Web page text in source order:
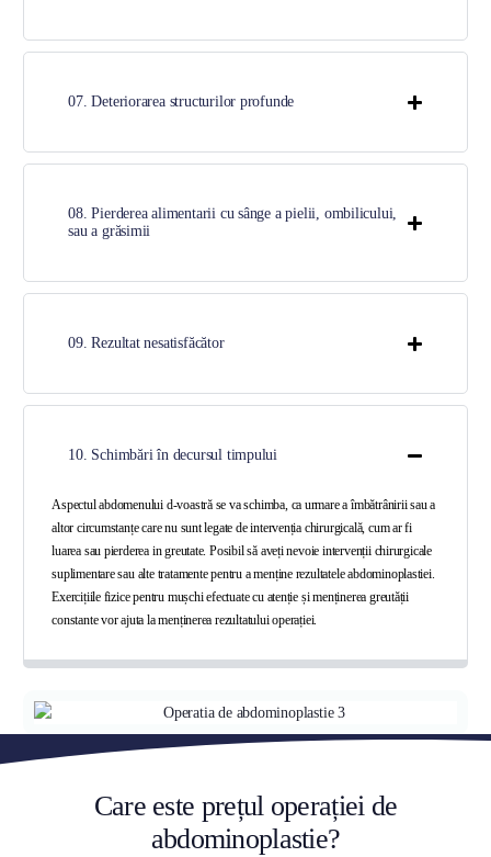
07. Deteriorarea structurilor profunde
08. Pierderea alimentarii cu sânge a pielii, ombilicului,
sau a grăsimii
09. Rezultat nesatisfăcător
10. Schimbări în decursul timpului
Aspectul abdomenului d-voastră se va schimba, ca urmare a îmbătrânirii sau a
altor circumstanțe care nu sunt legate de intervenția chirurgicală, cum ar fi
luarea sau pierderea in greutate. Posibil să aveți nevoie intervenții chirurgicale
suplimentare sau alte tratamente pentru a menține rezultatele abdominoplastiei.
Exercițiile fizice pentru mușchi efectuate cu atenție și menținerea greutății
constante vor ajuta la menținerea rezultatului operației.
Care este prețul operației de
abdominoplastie?